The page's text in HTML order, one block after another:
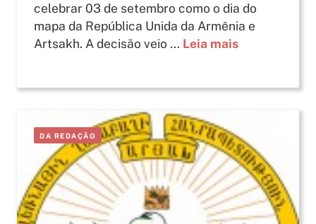
celebrar 03 de setembro como o dia do
mapa da República Unida da Armênia e
Artsakh. A decisão veio ... Leia mais
DA REDAÇÃO